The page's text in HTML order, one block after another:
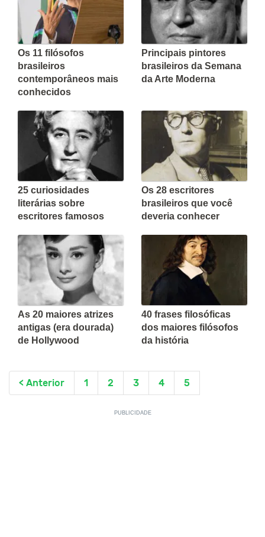
Os 11 filósofos
brasileiros
contemporâneos mais
conhecidos
Principais pintores
brasileiros da Semana
da Arte Moderna
25 curiosidades
literárias sobre
escritores famosos
Os 28 escritores
brasileiros que você
deveria conhecer
As 20 maiores atrizes
antigas (era dourada)
de Hollywood
40 frases filosóficas
dos maiores filósofos
da história
< Anterior 1 2 3 4 5